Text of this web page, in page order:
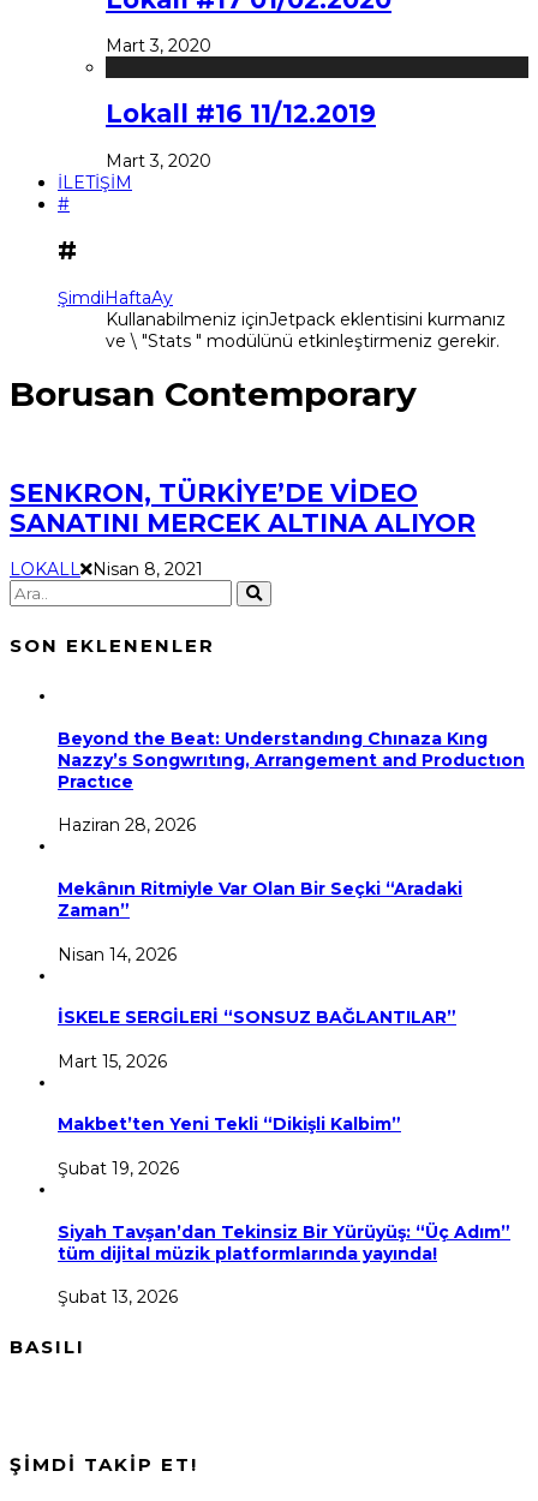
Mart 3, 2020
Lokall #16 11/12.2019
Mart 3, 2020
İLETİŞİM
#
#
ŞimdiHaftaAy
Kullanabilmeniz içinJetpack eklentisini kurmanız
ve \ "Stats " modülünü etkinleştirmeniz gerekir.
Borusan Contemporary
SENKRON, TÜRKİYE’DE VİDEO
SANATINI MERCEK ALTINA ALIYOR
LOKALL Nisan 8, 2021
SON EKLENENLER
Beyond the Beat: Understandıng Chınaza Kıng
Nazzy’s Songwrıtıng, Arrangement and Productıon
Practıce
Haziran 28, 2026
Mekânın Ritmiyle Var Olan Bir Seçki “Aradaki
Zaman”
Nisan 14, 2026
İSKELE SERGİLERİ “SONSUZ BAĞLANTILAR”
Mart 15, 2026
Makbet’ten Yeni Tekli “Dikişli Kalbim”
Şubat 19, 2026
Siyah Tavşan’dan Tekinsiz Bir Yürüyüş: “Üç Adım”
tüm dijital müzik platformlarında yayında!
Şubat 13, 2026
BASILI
ŞİMDİ TAKİP ET!